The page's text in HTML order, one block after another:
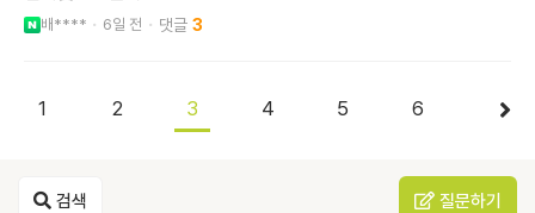
배**** 6일 전 3
1 2 3 4 5 6
검색 질문하기